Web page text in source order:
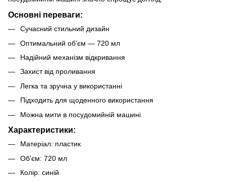
Основні переваги:
Сучасний стильний дизайн
Оптимальний об’єм — 720 мл
Надійний механізм відкривання
Захист від проливання
Легка та зручна у використанні
Підходить для щоденного використання
Можна мити в посудомийній машині
Характеристики:
Матеріал: пластик
Об’єм: 720 мл
Колір: синій